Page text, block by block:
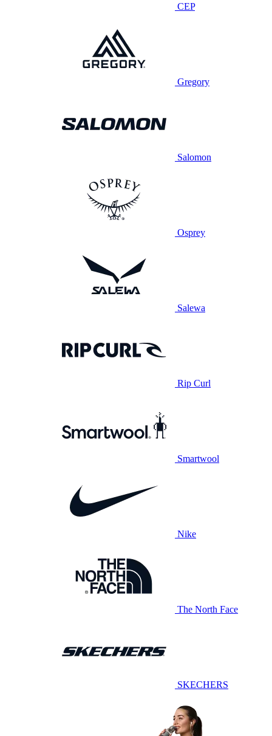
CEP
Gregory
Salomon
Osprey
Salewa
Rip Curl
Smartwool
Nike
The North Face
SKECHERS